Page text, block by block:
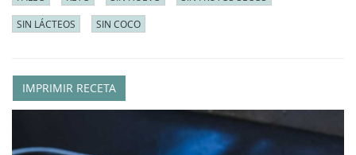
SIN LÁCTEOS SIN COCO
IMPRIMIR RECETA